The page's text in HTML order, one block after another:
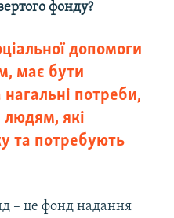
фонду?
допомоги
має бути
потреби,
людям, які
та потребують
– це фонд надання